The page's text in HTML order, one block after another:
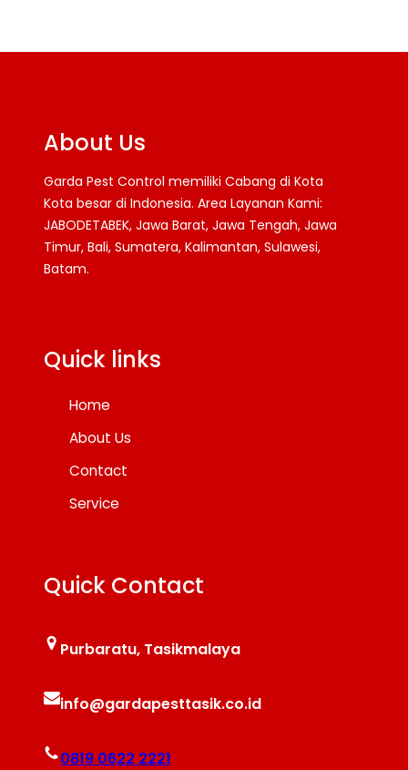
About Us
Garda Pest Control memiliki Cabang di Kota
Kota besar di Indonesia. Area Layanan Kami:
JABODETABEK, Jawa Barat, Jawa Tengah, Jawa
Timur, Bali, Sumatera, Kalimantan, Sulawesi,
Batam.
Quick links
Home
About Us
Contact
Service
Quick Contact
Purbaratu, Tasikmalaya
info@gardapesttasik.co.id
0819 0622 2221